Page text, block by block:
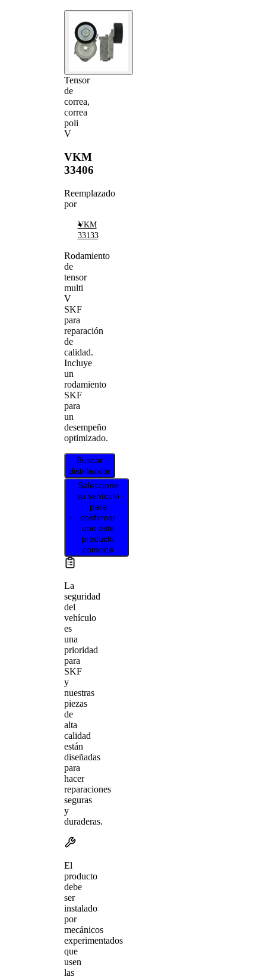
Tensor
de
correa,
correa
poli
V
VKM
33406
Reemplazado
por
VKM
33133
Rodamiento
de
tensor
multi
V
SKF
para
reparación
de
calidad.
Incluye
un
rodamiento
SKF
para
un
desempeño
optimizado.
Buscar
distribuidor
Seleccione
su vehículo
para
confirmar
que este
producto
coincide
La
seguridad
del
vehículo
es
una
prioridad
para
SKF
y
nuestras
piezas
de
alta
calidad
están
diseñadas
para
hacer
reparaciones
seguras
y
duraderas.
El
producto
debe
ser
instalado
por
mecánicos
experimentados
que
usen
las